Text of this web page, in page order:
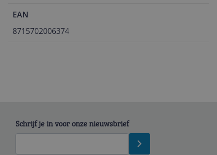
EAN
8715702006374
Schrijf je in voor onze nieuwsbrief